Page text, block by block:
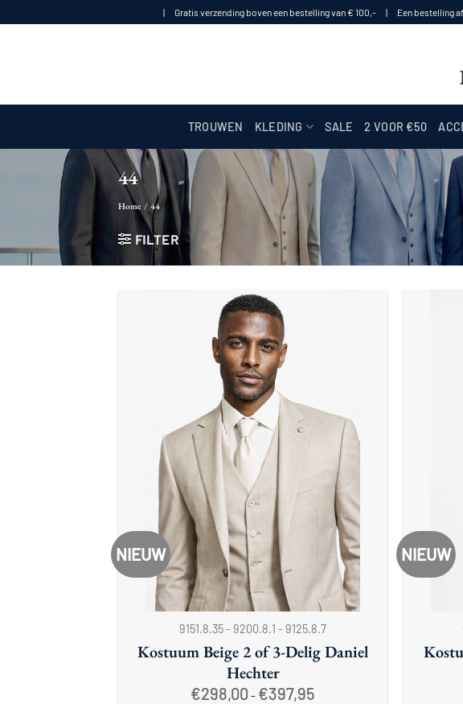
naar
| Gratis verzending boven een bestelling van € 100,- | Een bestelling
TROUWEN KLEDING SALE 2 VOOR €50
44
Home / 44
FILTER
NIEUW
9151.8.35 - 9200.8.1 - 9125.8.7
Kostuum Beige 2 of 3-Delig Daniel
Hechter
€298,00 - €397,95
NIEUW